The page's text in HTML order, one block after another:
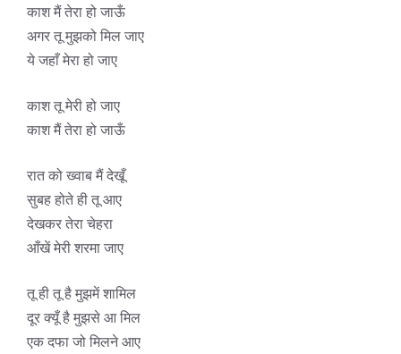
काश मैं तेरा हो जाऊँ
अगर तू मुझको मिल जाए
ये जहाँ मेरा हो जाए
काश तू मेरी हो जाए
काश मैं तेरा हो जाऊँ
रात को ख्वाब मैं देखूँ
सुबह होते ही तू आए
देखकर तेरा चेहरा
आँखें मेरी शरमा जाए
तू ही तू है मुझमें शामिल
दूर क्यूँ है मुझसे आ मिल
एक दफा जो मिलने आए